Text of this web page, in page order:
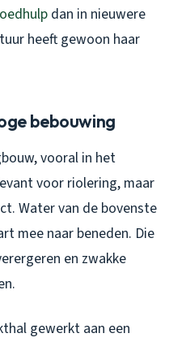
dan in nieuwere
heeft gewoon haar
bebouwing
vooral in het
voor riolering, maar
Water van de bovenste
mee naar beneden. Die
en zwakke
gewerkt aan een